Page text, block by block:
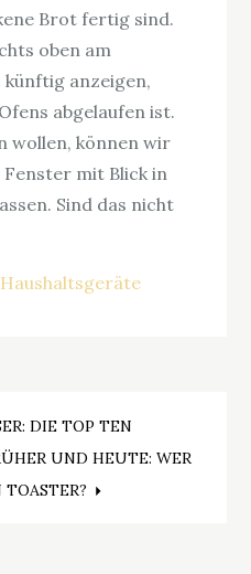
Brot fertig sind.
oben am
anzeigen,
abgelaufen ist.
wollen, können wir
Fenster mit Blick in
Sind das nicht
Haushaltsgeräte
DIE TOP TEN
UND HEUTE: WER
TOASTER?